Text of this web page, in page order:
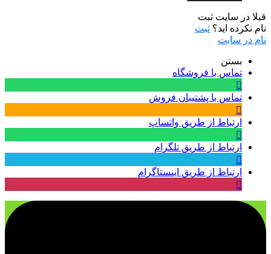
قبلا در سایت ثبت
نام نکرده اید؟ ثبت
نام در سایت
بستن
تماس با فروشگاه
تماس با پشتیبان فروش
ارتباط از طریق واتساپ
ارتباط از طریق تلگرام
ارتباط از طریق اینستاگرام